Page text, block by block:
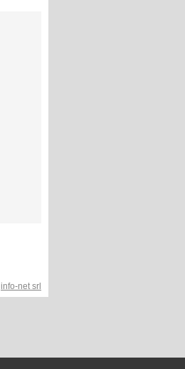
info-net srl